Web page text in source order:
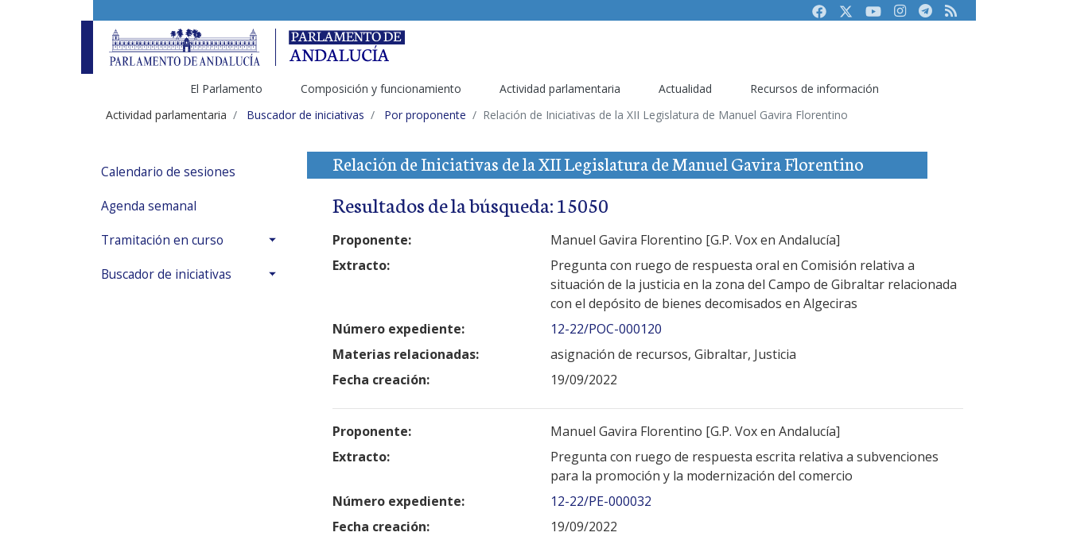
FacebookTwitterYoutubeInstagram
Telegram
RSS
El Parlamento Composición y funcionamiento Actividad parlamentaria Actualidad
Recursos de información
Actividad parlamentaria
Buscador de iniciativas Por proponente Relación de Iniciativas de la XII Legislatura de Manuel Gavira Florentino
Calendario de sesiones
Agenda semanal
Tramitación en curso
Buscador de iniciativas
Relación de Iniciativas de la XII Legislatura de Manuel Gavira Florentino
Resultados de la búsqueda: 15050
Proponente:
Manuel Gavira Florentino [G.P. Vox en Andalucía]
Extracto:
Pregunta con ruego de respuesta oral en Comisión relativa a
situación de la justicia en la zona del Campo de Gibraltar relacionada
con el depósito de bienes decomisados en Algeciras
Número expediente:
12-22/POC-000120
Materias relacionadas:
asignación de recursos, Gibraltar, Justicia
Fecha creación:
19/09/2022
Proponente:
Manuel Gavira Florentino [G.P. Vox en Andalucía]
Extracto:
Pregunta con ruego de respuesta escrita relativa a subvenciones
para la promoción y la modernización del comercio
Número expediente:
12-22/PE-000032
Fecha creación:
19/09/2022